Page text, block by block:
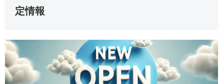
定情報